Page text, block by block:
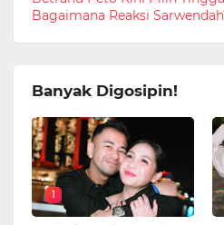
Bagaimana Reaksi
Banyak Digosipin!
1